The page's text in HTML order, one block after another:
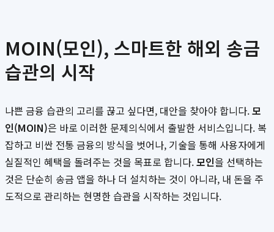
MOIN(모인), 스마트한 해외 송금
습관의 시작
나쁜 금융 습관의 고리를 끊고 싶다면, 대안을 찾아야 합니다.모
인(MOIN)은 바로 이러한 문제의식에서 출발한 서비스입니다. 복
잡하고 비싼 전통 금융의 방식을 벗어나, 기술을 통해 사용자에게
실질적인 혜택을 돌려주는 것을 목표로 합니다.모인을 선택하는
것은 단순히 송금 앱을 하나 더 설치하는 것이 아니라, 내 돈을 주
도적으로 관리하는 현명한 습관을 시작하는 것입니다.